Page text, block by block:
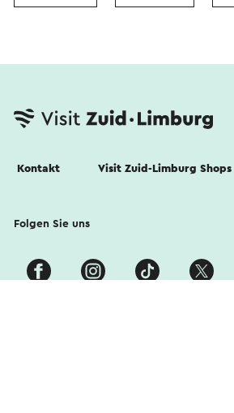
Kontakt Visit Zuid-Limburg Shops
Folgen Sie uns